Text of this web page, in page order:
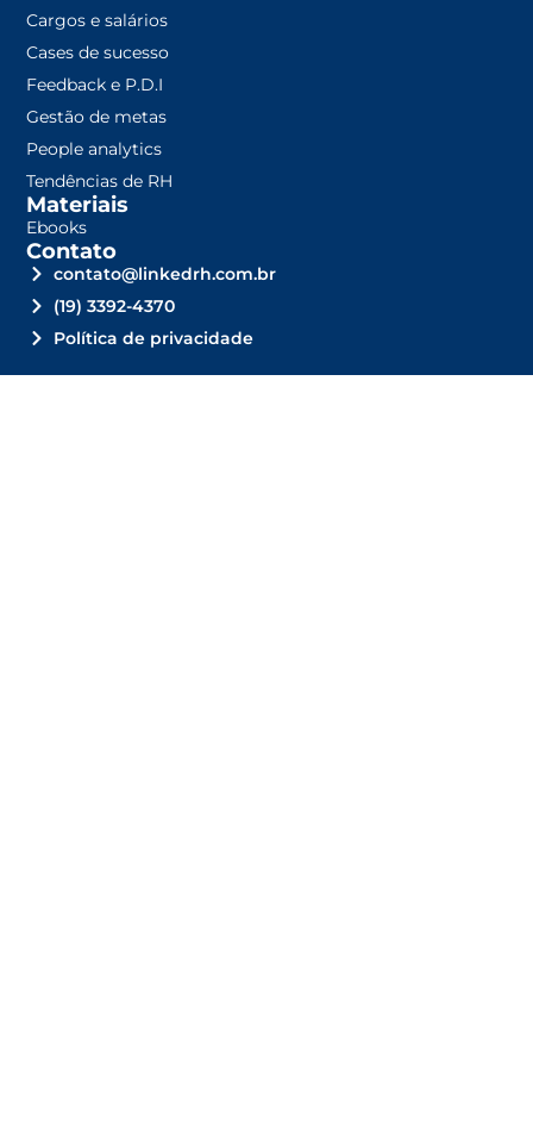
Cargos e salários
Cases de sucesso
Feedback e P.D.I
Gestão de metas
People analytics
Tendências de RH
Materiais
Ebooks
Contato
contato@linkedrh.com.br
(19) 3392-4370
Política de privacidade